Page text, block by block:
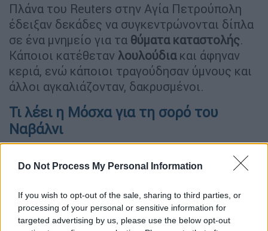
Do Not Process My Personal Information
If you wish to opt-out of the sale, sharing to third parties, or
processing of your personal or sensitive information for
targeted advertising by us, please use the below opt-out
Πλάνα του Reuters στην Αγία Πετρούπολη
έδειξαν δεκάδες να συγκεντρώνονται δίπλα
σε ένα μνημείο για τα θύματα καταστολής.
Κάποιοι κατέθεταν λουλούδιακαι άφηναν
κεριά, ενώ κάποιοι τραγούδησαν ύμνους και
άλλοι αγκαλιάζονταν, δακρυσμένοι.
Τι λέει η Μόσχα για τη σορό του
Ναβάλνι
Κρεμλίνο
έδωσε απαντήσεις στιςαιτιάσεις της Δύσης
και τοθρίλερ με τη σορότου.
Από τη διοίκηση της φυλακής όπου πέθανε